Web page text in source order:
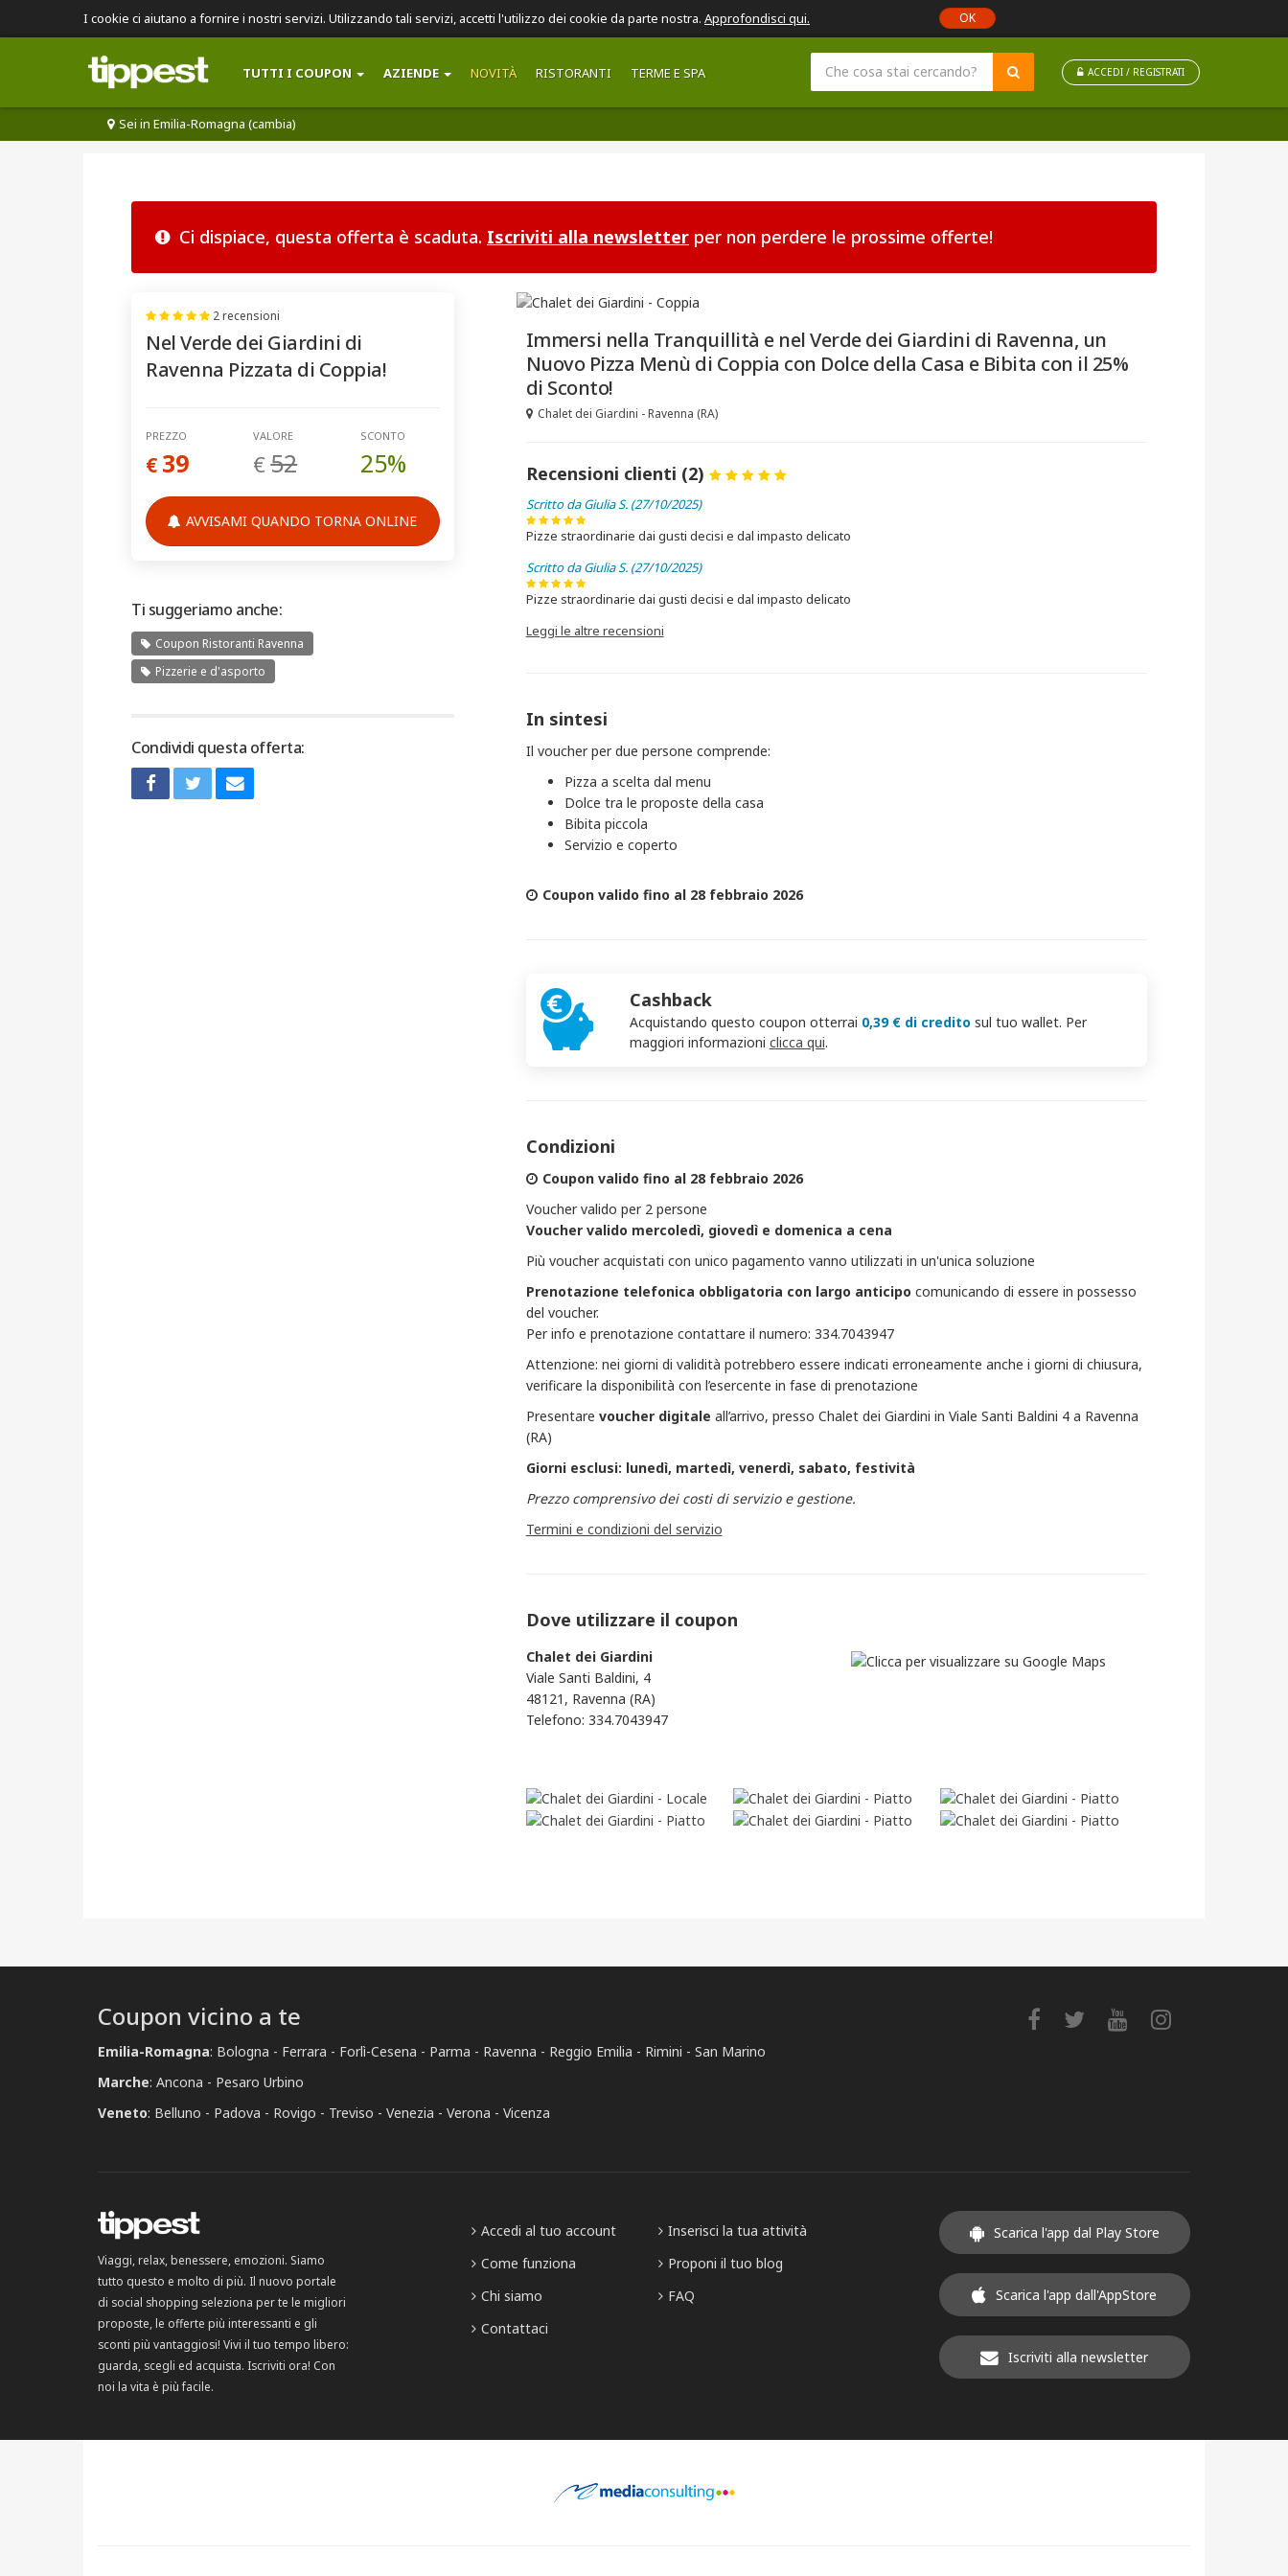
I cookie ci aiutano a fornire i nostri servizi. Utilizzando tali servizi, accetti l'utilizzo dei cookie da parte nostra. Approfondisci qui. OK
TUTTI I COUPON AZIENDE NOVITÀ RISTORANTI TERME E SPA ACCEDI / REGISTRATI
Sei in Emilia-Romagna (cambia)
Ci dispiace, questa offerta è scaduta. Iscriviti alla newsletter per non perdere le prossime offerte!
2 recensioni
Nel Verde dei Giardini di
Ravenna Pizzata di Coppia!
PREZZO
€ 39
VALORE
€52
SCONTO
25%
AVVISAMI QUANDO TORNA ONLINE
Ti suggeriamo anche:
Coupon Ristoranti Ravenna
Pizzerie e d'asporto
Condividi questa offerta:
Immersi nella Tranquillità e nel Verde dei Giardini di Ravenna, un
Nuovo Pizza Menù di Coppia con Dolce della Casa e Bibita con il 25%
di Sconto!
Chalet dei Giardini - Ravenna (RA)
Recensioni clienti (2)
Scritto da Giulia S. (27/10/2025)
Pizze straordinarie dai gusti decisi e dal impasto delicato
Scritto da Giulia S. (27/10/2025)
Pizze straordinarie dai gusti decisi e dal impasto delicato
Leggi le altre recensioni
In sintesi
Il voucher per due persone comprende:
Pizza a scelta dal menu
Dolce tra le proposte della casa
Bibita piccola
Servizio e coperto
Coupon valido fino al 28 febbraio 2026
Cashback
Acquistando questo coupon otterrai 0,39 € di creditosul tuo wallet. Per
maggiori informazioni clicca qui.
Condizioni
Coupon valido fino al 28 febbraio 2026
Voucher valido per 2 persone
Voucher valido mercoledì, giovedì e domenica a cena
Più voucher acquistati con unico pagamento vanno utilizzati in un'unica soluzione
Prenotazione telefonica obbligatoria con largo anticipo comunicando di essere in possesso
del voucher.
Per info e prenotazione contattare il numero: 334.7043947
Attenzione: nei giorni di validità potrebbero essere indicati erroneamente anche i giorni di chiusura,
verificare la disponibilità con l’esercente in fase di prenotazione
Presentare voucher digitale all’arrivo, presso Chalet dei Giardini in Viale Santi Baldini 4 a Ravenna
(RA)
Giorni esclusi: lunedì, martedì, venerdì, sabato, festività
Prezzo comprensivo dei costi di servizio e gestione.
Termini e condizioni del servizio
Dove utilizzare il coupon
Chalet dei Giardini
Viale Santi Baldini, 4
48121, Ravenna (RA)
Telefono: 334.7043947
Coupon vicino a te
Emilia-Romagna: Bologna Ferrara Forlì-Cesena Parma Ravenna Reggio Emilia Rimini
San Marino
Marche: Ancona
Pesaro Urbino
Veneto: Belluno Padova Rovigo Treviso Venezia Verona Vicenza
Viaggi, relax, benessere, emozioni. Siamo
tutto questo e molto di più. Il nuovo portale
di social shopping seleziona per te le migliori
proposte, le offerte più interessanti e gli
sconti più vantaggiosi! Vivi il tuo tempo libero:
guarda, scegli ed acquista. Iscriviti ora! Con
noi la vita è più facile.
Accedi al tuo account
Come funziona
Chi siamo
Contattaci
Inserisci la tua attività
Proponi il tuo blog
FAQ
Scarica l'app dal Play Store
Scarica l'app dall'AppStore
Iscriviti alla newsletter